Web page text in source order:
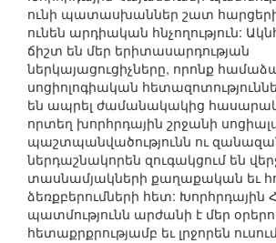
ունի պատասխաններ շատ
ունեն արդիական հնչողություն:
ճիշտ են մեր երիտասարդության
ներկայացուցիչները, որոնք
սոցիոլոգիական
են ապրել ժամանակակից
որտեղ խորհրդային շրջանի
պաշտպանվածությունն ու
ներդաշնակորեն զուգակցում են
տասնամյակների քաղաքական եւ
ձեռքբերումների հետ:
պատմությունն արժանի է մեր
հետաքրքրությամբ եւ լրջորեն